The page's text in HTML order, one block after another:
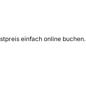
einfach online buchen.